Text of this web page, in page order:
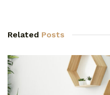
Related Posts